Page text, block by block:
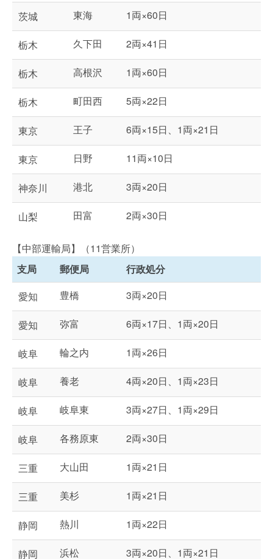
茨城 東海 1両×60日
栃木 久下田 2両×41日
栃木 高根沢 1両×60日
栃木 町田西 5両×22日
東京 王子 6両×15日、1両×21日
東京 日野 11両×10日
神奈川 港北 3両×20日
山梨 田富 2両×30日
【中部運輸局】（11営業所）
支局
郵便局
行政処分
愛知
豊橋 3両×20日
愛知 弥富 6両×17日、1両×20日
岐阜 輪之内 1両×26日
岐阜 養老 4両×20日、1両×23日
岐阜 岐阜東 3両×27日、1両×29日
岐阜 各務原東 2両×30日
三重 大山田 1両×21日
三重 美杉 1両×21日
静岡 熱川 1両×22日
静岡 浜松 3両×20日、1両×21日